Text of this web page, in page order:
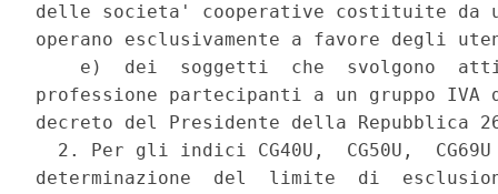
delle societa' cooperative costituite da
operano esclusivamente a favore degli
e)  dei  soggetti  che  svolgono
professione partecipanti a un gruppo
decreto del Presidente della Repubblica
2. Per gli indici CG40U,  CG50U,
determinazione  del  limite  di